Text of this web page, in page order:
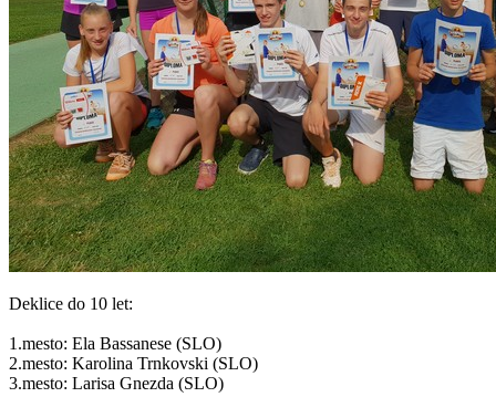
Deklice do 10 let:
1.mesto: Ela Bassanese (SLO)
2.mesto: Karolina Trnkovski (SLO)
3.mesto: Larisa Gnezda (SLO)